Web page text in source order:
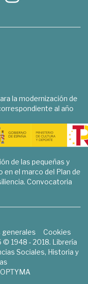
la modernización de
al año
de las pequeñas y
el marco del Plan de
Convocatoria
generales
Cookies
© 1948 - 2018. Librería
Sociales, Historia y
OPTYMA